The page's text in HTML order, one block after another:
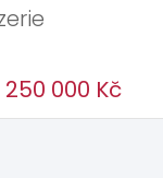
250 000 Kč